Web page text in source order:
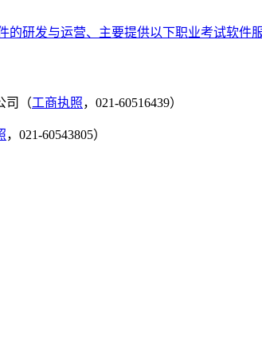
的研发与运营、主要提供以下职业考试软
司（工商执照，021-60516439）
，021-60543805）